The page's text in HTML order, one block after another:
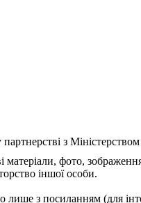
партнерстві з
фото,
іншої особи.
лише з посиланням (для